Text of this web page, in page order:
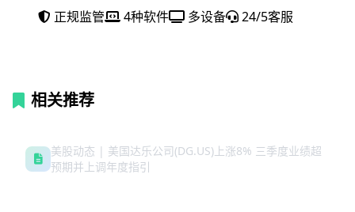
正规监管
4种软件 多设备 24/5客服
相关推荐
美股动态 | 美国达乐公司(DG.US)上涨8% 三季度业绩超
预期并上调年度指引